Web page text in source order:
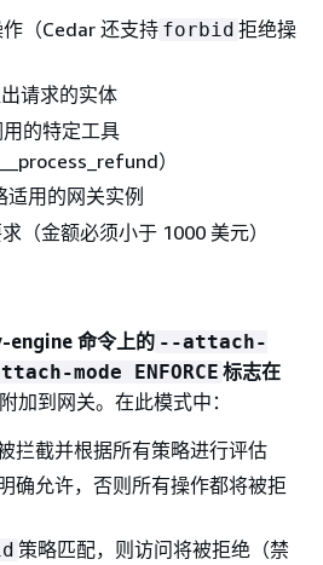
（Cedar 还支持 forbid 拒绝操
请求的实体
的特定工具
）
用的网关实例
（金额必须小于 1000 美元）
命令上的 --attach-
mode ENFORCE 标志在
加到网关。在此模式中：
拦截并根据所有策略进行评估
确允许，否则所有操作都将被拒
策略匹配，则访问将被拒绝（禁